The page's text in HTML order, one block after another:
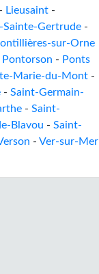
- Lieusaint -
Sainte-Gertrude -
sur-Orne
Pontorson - Ponts
Marie-du-Mont -
- Saint-Germain-
- Saint-
Blavou - Saint-
- Ver-sur-Mer